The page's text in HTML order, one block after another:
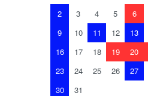
2
3 4 5 6
9
10 11 12 13
16
17 18 19 20
23
24 25 26 27
30
31